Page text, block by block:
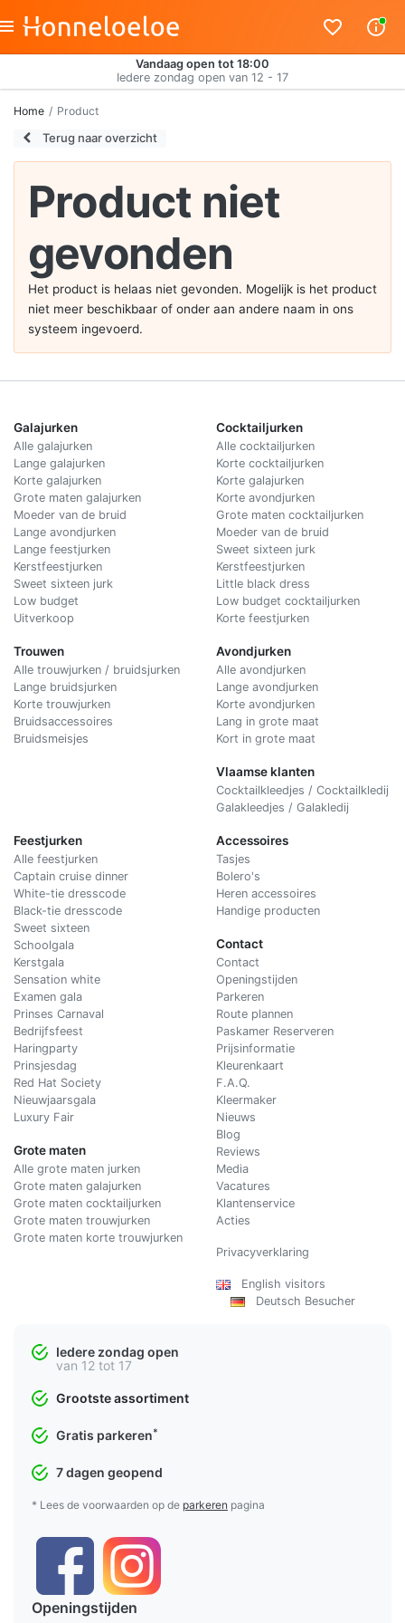
Vandaag open tot 18:00
Iedere zondag open van 12 - 17
Home Product
Terug naar overzicht
Product niet
gevonden
Het product is helaas niet gevonden. Mogelijk is het product
niet meer beschikbaar of onder aan andere naam in ons
systeem ingevoerd.
Galajurken
Alle galajurken
Lange galajurken
Korte galajurken
Grote maten galajurken
Moeder van de bruid
Lange avondjurken
Lange feestjurken
Kerstfeestjurken
Sweet sixteen jurk
Low budget
Uitverkoop
Trouwen
Alle trouwjurken / bruidsjurken
Lange bruidsjurken
Korte trouwjurken
Bruidsaccessoires
Bruidsmeisjes
Cocktailjurken
Alle cocktailjurken
Korte cocktailjurken
Korte galajurken
Korte avondjurken
Grote maten cocktailjurken
Moeder van de bruid
Sweet sixteen jurk
Kerstfeestjurken
Little black dress
Low budget cocktailjurken
Korte feestjurken
Avondjurken
Alle avondjurken
Lange avondjurken
Korte avondjurken
Lang in grote maat
Kort in grote maat
Vlaamse klanten
Cocktailkleedjes / Cocktailkledij
Galakleedjes / Galakledij
Feestjurken
Alle feestjurken
Captain cruise dinner
White-tie dresscode
Black-tie dresscode
Sweet sixteen
Schoolgala
Kerstgala
Sensation white
Examen gala
Prinses Carnaval
Bedrijfsfeest
Haringparty
Prinsjesdag
Red Hat Society
Nieuwjaarsgala
Luxury Fair
Grote maten
Alle grote maten jurken
Grote maten galajurken
Grote maten cocktailjurken
Grote maten trouwjurken
Grote maten korte trouwjurken
Accessoires
Tasjes
Bolero's
Heren accessoires
Handige producten
Contact
Contact
Openingstijden
Parkeren
Route plannen
Paskamer Reserveren
Prijsinformatie
Kleurenkaart
F.A.Q.
Kleermaker
Nieuws
Blog
Reviews
Media
Vacatures
Klantenservice
Acties
Privacyverklaring
English visitors
Deutsch Besucher
Iedere zondag open
van 12 tot 17
Grootste assortiment
Gratis parkeren*
7 dagen geopend
* Lees de voorwaarden op de parkeren pagina
Openingstijden